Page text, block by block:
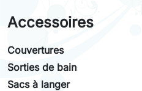
Accessoires
Couvertures
Sorties de bain
Sacs à langer